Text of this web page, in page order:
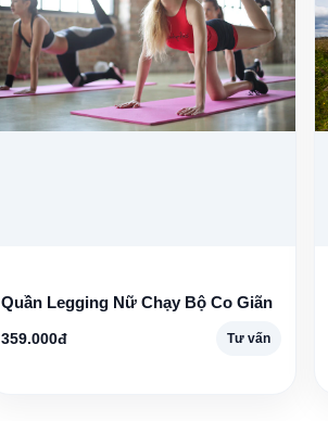
Quần Legging Nữ Chạy Bộ Co Giãn
359.000đ Tư vấn